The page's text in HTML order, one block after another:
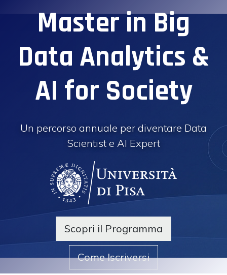
Master in Big
Data Analytics &
AI for Society
Un percorso annuale per diventare Data
Scientist e AI Expert
Scopri il Programma
Come Iscriversi